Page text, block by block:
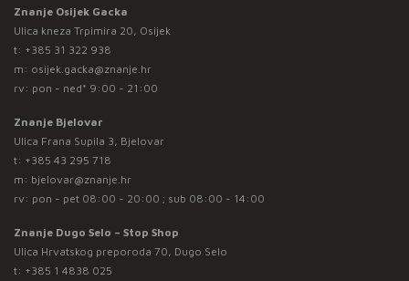
Znanje Osijek Gacka
Ulica kneza Trpimira 20, Osijek
t: +385 31 322 938
m: osijek.gacka@znanje.hr
rv: pon - ned* 9:00 - 21:00
Znanje Bjelovar
Ulica Frana Supila 3, Bjelovar
t: +385 43 295 718
m: bjelovar@znanje.hr
rv: pon - pet 08:00 - 20:00 ; sub 08:00 - 14:00
Znanje Dugo Selo – Stop Shop
Ulica Hrvatskog preporoda 70, Dugo Selo
t: +385 1 4838 025